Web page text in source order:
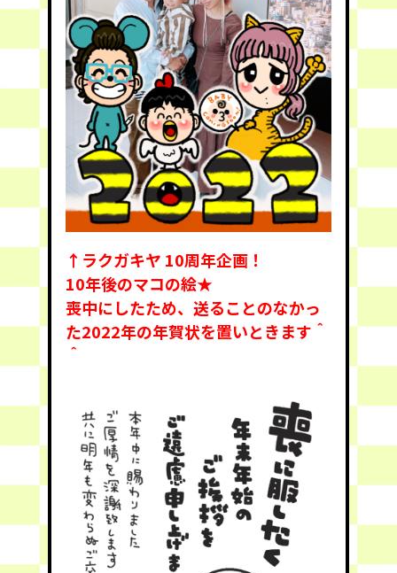
↑ラクガキヤ 10周年企画！
10年後のマコの絵★
喪中にしたため、送ることのなかっ
た2022年の年賀状を置いときます＾
＾